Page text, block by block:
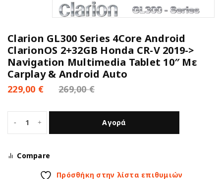
Clarion GL300 Series 4Core Android
ClarionOS 2+32GB Honda CR-V 2019->
Navigation Multimedia Tablet 10″ Με
Carplay & Android Auto
269,00€
229,00 €
Αγορά
Compare
Πρόσθήκη στην λίστα επιθυμιών